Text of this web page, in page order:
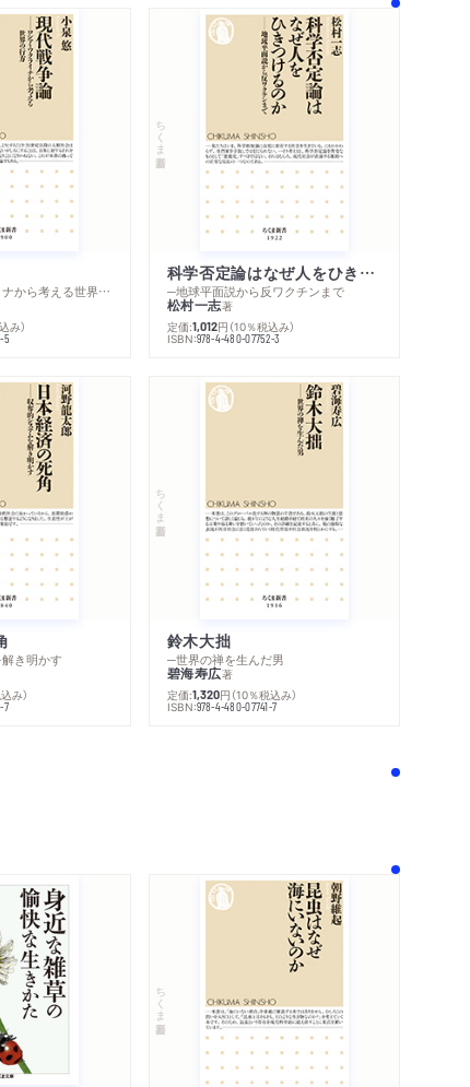
─ロシア・ウクライナから考える世界の行方
み）
5
ちくま新書
科学否定論はなぜ人をひきつけるのか
─地球平面説から反ワクチンまで
松村一志著
定価:1,012円 （10％税込み）
ISBN:978-4-480-07752-3
き明かす
み）
7
ちくま新書
鈴木大拙
─世界の禅を生んだ男
碧海寿広著
定価:1,320円 （10％税込み）
ISBN:978-4-480-07741-7
ちくま新書